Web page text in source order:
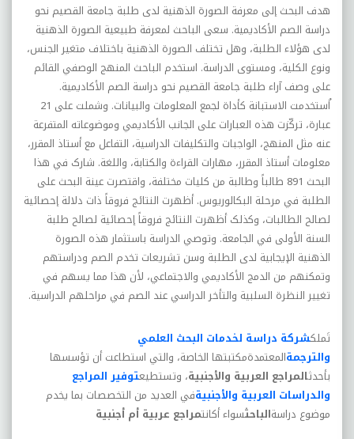
هدف البحث إلى معرفة الصورة الذهنية لدى طلبة جامعة القصيم نحو
دراسة الصم الأکاديمية. سعى الباحث لمعرفة طبيعية الصورة الذهنية
لدى هؤلاء الطلبة، وهل تختلف الصورة الذهنية باختلاف متغير الجنس،
ونوع الکلية، ومستوى الدراسة. استخدم الباحث المنهج الوصفي القائم
على وصف آراء طلبة جامعة القصيم نحو دراسة الصم الأکاديمية.
اُستخدمت الاستبانة کأداة لجمع المعلومات والبيانات. وشملت على 21
عبارة، ترکّزت هذه العبارات على الجانب الأکاديمي وموضوعاته المتفرعة
عنه مثل المنهج، الواجبات والتکليفات الدراسية، التفاعل مع أستاذ المقرر،
معلومات أستاذ المقرر، مهارات القراءة والکتابة، واللغة. شارک في هذا
البحث 891 طالباً وطالبة من کليات مختلفة، واقتصرت عينة البحث على
الطلبة في مرحلة البکالوريوس. أظهرت النتائج فروقاً ذات دلالة إحصائية
لصالح الطالبات، وکذلک أظهرت النتائج فروقاً إحصائية لصالح طلبة
السنة الأولى في الجامعة. وتوصي الدراسة باستثمار هذه الصورة
الذهنية الإيجابية لدى الطلبة وسن تشريعات تخدم الصم ودراستهم
وتمکنهم من الدمج الأکاديمي والاجتماعي، لأن هذا مما يسهم في
تغيير النظرة السلبية والتأخر الدراسي عند الصم في مراحلهم الدراسية.
تَملكشركة دراسة لخدمات البحث العلمي
والترجمةالمعتمدةمكتبتها الخاصة، والتي استطاعت أن تؤسسها
بأحدثالمراجع العربية والأجنبية، وتستطيعتوفير المراجع
والدراسات العربية والأجنبيةفي العديد من التخصصات بما يخدم
موضوع دراسةالباحثسواء أكانتمراجع عربية أم أجنبية